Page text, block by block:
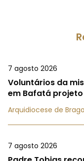
7 agosto 2026
Voluntários da
em Bafatá
Arquidiocese de Braga
7 agosto 2026